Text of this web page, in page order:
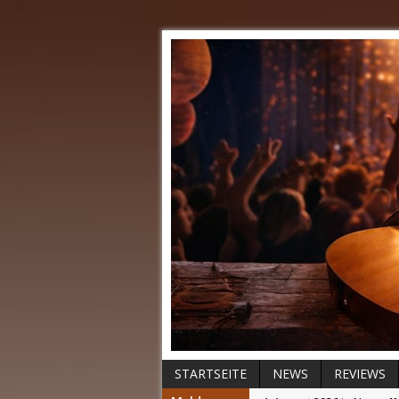
STARTSEITE NEWS REVIEWS